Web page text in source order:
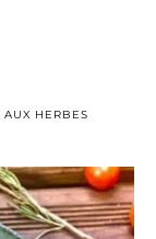
AUX HERBES